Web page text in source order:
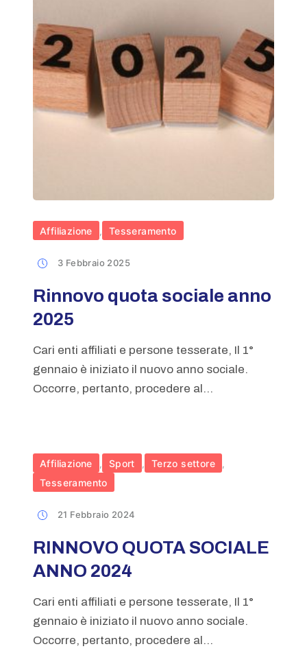
Affiliazione Tesseramento
3 Febbraio 2025
Rinnovo quota sociale anno
2025
Cari enti affiliati e persone tesserate, Il 1°
gennaio è iniziato il nuovo anno sociale.
Occorre, pertanto, procedere al...
Affiliazione Sport Terzo settore
Tesseramento
21 Febbraio 2024
RINNOVO QUOTA SOCIALE
ANNO 2024
Cari enti affiliati e persone tesserate, Il 1°
gennaio è iniziato il nuovo anno sociale.
Occorre, pertanto, procedere al...